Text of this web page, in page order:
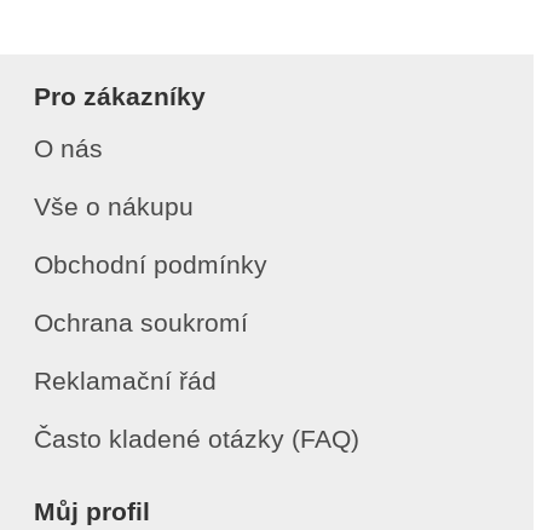
Pro zákazníky
O nás
Vše o nákupu
Obchodní podmínky
Ochrana soukromí
Reklamační řád
Často kladené otázky (FAQ)
Můj profil